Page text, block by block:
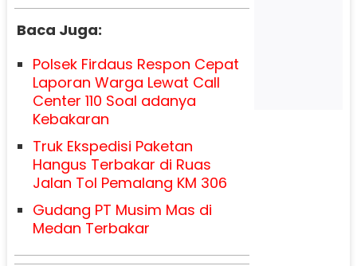
Baca Juga:
Polsek Firdaus Respon Cepat
Laporan Warga Lewat Call
Center 110 Soal adanya
Kebakaran
Truk Ekspedisi Paketan
Hangus Terbakar di Ruas
Jalan Tol Pemalang KM 306
Gudang PT Musim Mas di
Medan Terbakar